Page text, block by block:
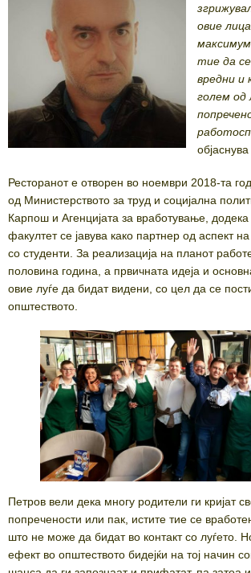
овие
тие да
вредни и
голем од
Ресторанот е отворен во ноември 2018-та
од Министерството за труд и социјална
Карпош и Агенцијата за вработување,
факултет се јавува како партнер од аспект
со студенти. За реализација на планот
половина година, а првичната идеја и
овие луѓе да бидат видени, со цел да се
општеството.
Петров вели дека многу родители ги кријат
попречености или пак, истите тие се
што не може да бидат во контакт со луѓето.
ефект во општеството бидејќи на тој начин